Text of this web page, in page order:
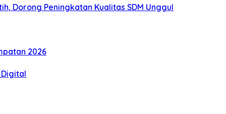
Dorong Peningkatan Kualitas SDM Unggul
2026